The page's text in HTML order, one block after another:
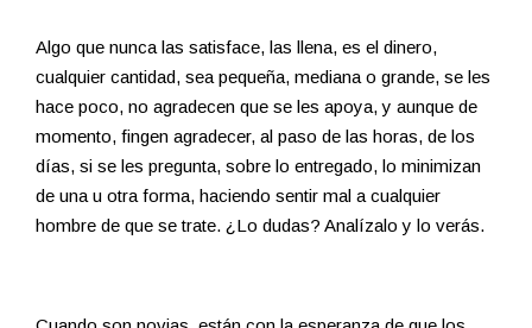
Algo que nunca las satisface, las llena, es el dinero,
cualquier cantidad, sea pequeña, mediana o grande, se les
hace poco, no agradecen que se les apoya, y aunque de
momento, fingen agradecer, al paso de las horas, de los
días, si se les pregunta, sobre lo entregado, lo minimizan
de una u otra forma, haciendo sentir mal a cualquier
hombre de que se trate. ¿Lo dudas? Analízalo y lo verás.